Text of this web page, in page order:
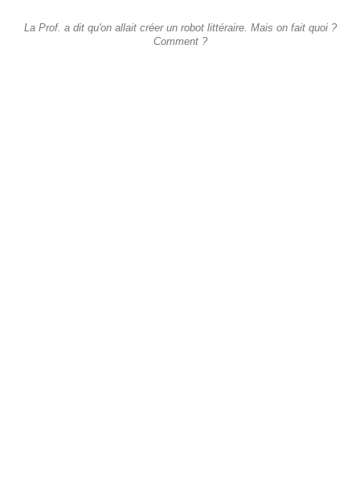
La Prof. a dit qu'on allait créer un robot littéraire. Mais on fait quoi ?
Comment ?